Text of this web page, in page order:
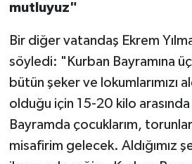
mutluyuz"
Bir diğer vatandaş Ekrem
söyledi: "Kurban Bayramına
bütün şeker ve lokumlarımızı
olduğu için 15-20 kilo arasında
Bayramda çocuklarım,
misafirim gelecek. Aldığımız